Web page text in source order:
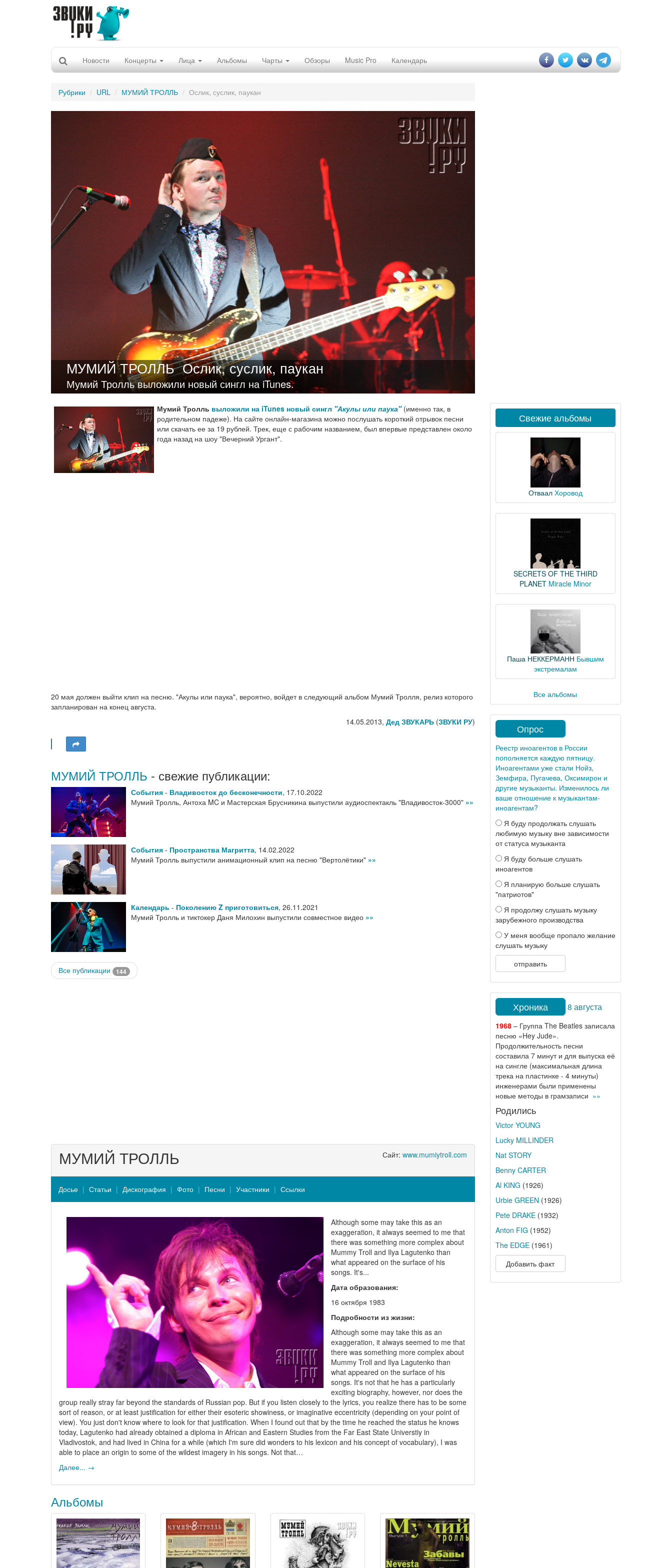
Новости Концерты Лица Альбомы Чарты Обзоры Music Pro Календарь
Рубрики URL МУМИЙ ТРОЛЛЬ Ослик, суслик, паукан
МУМИЙ ТРОЛЛЬ Ослик, суслик, паукан
Мумий Тролль выложили новый сингл на iTunes.
Мумий Тролль выложили на iTunes новый сингл "Акулы или паука"(именно так, в
родительном падеже). На сайте онлайн-магазина можно послушать короткий отрывок песни
или скачать ее за 19 рублей. Трек, еще с рабочим названием, был впервые представлен около
года назад на шоу "Вечерний Ургант".
20 мая должен выйти клип на песню. "Акулы или паука", вероятно, войдет в следующий альбом Мумий Тролля, релиз которого
запланирован на конец августа.
14.05.2013, Дед ЗВУКАРЬ(ЗВУКИ РУ)
МУМИЙ ТРОЛЛЬ - свежие публикации:
События - Владивосток до бесконечности, 17.10.2022
Мумий Тролль, Антоха MC и Мастерская Брусникина выпустили аудиоспектакль "Владивосток-3000" »»
События - Пространства Магритта, 14.02.2022
Мумий Тролль выпустили анимационный клип на песню "Вертолётики" »»
Календарь - Поколению Z приготовиться, 26.11.2021
Мумий Тролль и тиктокер Даня Милохин выпустили совместное видео »»
Все публикации 144
Сайт: www.mumiytroll.com
МУМИЙ ТРОЛЛЬ
Досье Статьи Дискография Фото Песни Участники Ссылки
Although some may take this as an
exaggeration, it always seemed to me that
there was something more complex about
Mummy Troll and Ilya Lagutenko than
what appeared on the surface of his
songs. It's...
Дата образования:
16 октября 1983
Подробности из жизни:
Although some may take this as an
exaggeration, it always seemed to me that
there was something more complex about
Mummy Troll and Ilya Lagutenko than
what appeared on the surface of his
songs. It's not that he has a particularly
exciting biography, however, nor does the
group really stray far beyond the standards of Russian pop. But if you listen closely to the lyrics, you realize there has to be some
sort of reason, or at least justification for either their esoteric showiness, or imaginative eccentricity (depending on your point of
view). You just don't know where to look for that justification. When I found out that by the time he reached the status he knows
today, Lagutenko had already obtained a diploma in African and Eastern Studies from the Far East State Universtiy in
Vladivostok, and had lived in China for a while (which I'm sure did wonders to his lexicon and his concept of vocabulary), I was
able to place an origin to some of the wildest imagery in his songs. Not that…
Далее... →
Альбомы
Свежие альбомы
Отваал Хоровод
SECRETS OF THE THIRD
PLANET Miracle Minor
Паша НЕККЕРМАНН Бывшим
экстремалам
Все альбомы
Опрос
Реестр иноагентов в России
пополняется каждую пятницу.
Иноагентами уже стали Нойз,
Земфира, Пугачева, Оксимирон и
другие музыканты. Изменилось ли
ваше отношение к музыкантам-
иноагентам?
Я буду продолжать слушать
любимую музыку вне зависимости
от статуса музыканта
Я буду больше слушать
иноагентов
Я планирую больше слушать
"патриотов"
Я продолжу слушать музыку
зарубежного производства
У меня вообще пропало желание
слушать музыку
отправить
Хроника 8 августа
1968– Группа The Beatles записала
песню «Hey Jude».
Продолжительность песни
составила 7 минут и для выпуска её
на сингле (максимальная длина
трека на пластинке - 4 минуты)
инженерами были применены
новые методы в грамзаписи »»
Родились
Victor YOUNG
Lucky MILLINDER
Nat STORY
Benny CARTER
Al KING (1926)
Urbie GREEN (1926)
Pete DRAKE(1932)
Anton FIG (1952)
The EDGE(1961)
Добавить факт